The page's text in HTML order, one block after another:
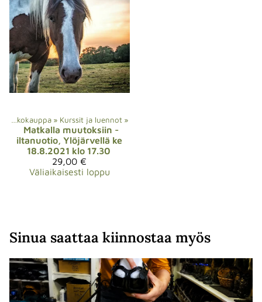
‪» Kurssit ja luennot ‪»
Matkalla muutoksiin -
iltanuotio, Ylöjärvellä ke
18.8.2021 klo 17.30
29,00 €
Väliaikaisesti loppu
Sinua saattaa kiinnostaa myös